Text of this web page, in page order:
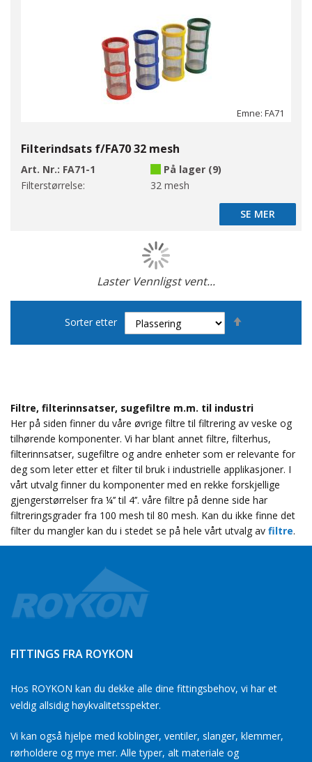
Emne: FA71
Filterindsats f/FA70 32 mesh
Art. Nr.: FA71-1
På lager (9)
Filterstørrelse:
32 mesh
SE MER
SE MER
Laster Vennligst vent...
Page
Sorter etter
Filtre, filterinnsatser, sugefiltre m.m. til industri
Her på siden finner du våre øvrige filtre til filtrering av veske og
tilhørende komponenter. Vi har blant annet filtre, filterhus,
filterinnsatser, sugefiltre og andre enheter som er relevante for
deg som leter etter et filter til bruk i industrielle applikasjoner. I
vårt utvalg finner du komponenter med en rekke forskjellige
gjengerstørrelser fra ¼’’ til 4’’. våre filtre på denne side har
filtreringsgrader fra 100 mesh til 80 mesh. Kan du ikke finne det
filter du mangler kan du i stedet se på hele vårt utvalg av filtre.
FITTINGS FRA ROYKON
Hos ROYKON kan du dekke alle dine fittingsbehov, vi har et
veldig allsidig høykvalitetsspekter.
Vi kan også hjelpe med koblinger, ventiler, slanger, klemmer,
rørholdere og mye mer. Alle typer, alt materiale og